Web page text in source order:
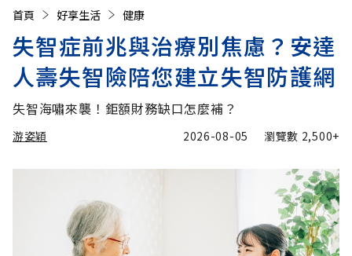
首頁 好享生活 健康
失智症前兆與治療別焦慮？安達
人壽失智險陪您建立失智防護網
失智海嘯來襲！鉅額財務缺口怎麼補？
游姿穎 2026-08-05 瀏覽數 2,500+